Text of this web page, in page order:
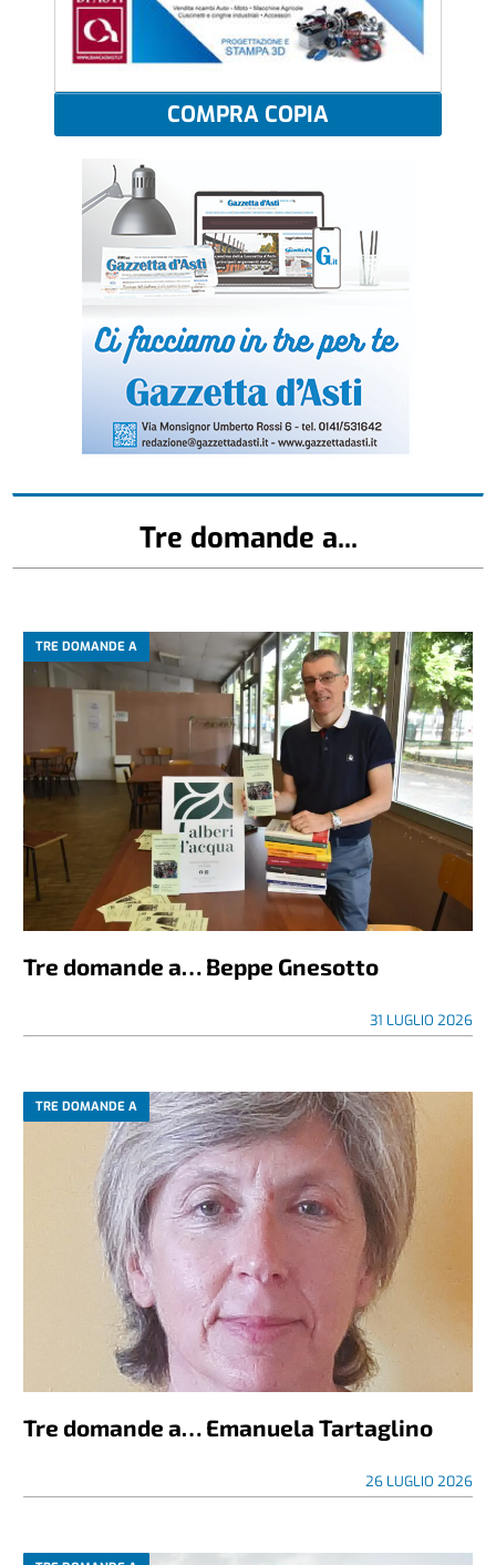
COMPRA COPIA
Tre domande a...
TRE DOMANDE A
Tre domande a… Beppe Gnesotto
31 LUGLIO 2026
TRE DOMANDE A
Tre domande a… Emanuela Tartaglino
26 LUGLIO 2026